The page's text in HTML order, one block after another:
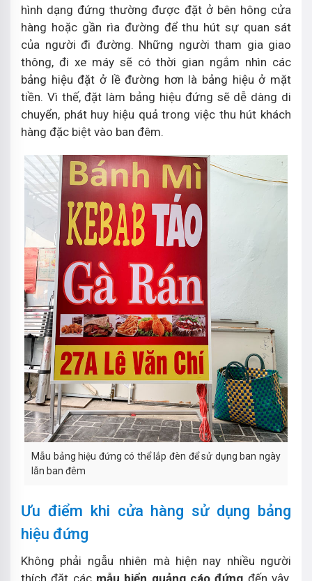
hình dạng đứng thường được đặt ở bên hông cửa
hàng hoặc gần rìa đường để thu hút sự quan sát
của người đi đường. Những người tham gia giao
thông, đi xe máy sẽ có thời gian ngắm nhìn các
bảng hiệu đặt ở lề đường hơn là bảng hiệu ở mặt
tiền. Vì thế, đặt làm bảng hiệu đứng sẽ dễ dàng di
chuyển, phát huy hiệu quả trong việc thu hút khách
hàng đặc biệt vào ban đêm.
Mẫu bảng hiệu đứng có thể lắp đèn để sử dụng ban ngày
lẫn ban đêm
Ưu điểm khi cửa hàng sử dụng bảng
hiệu đứng
Không phải ngẫu nhiên mà hiện nay nhiều người